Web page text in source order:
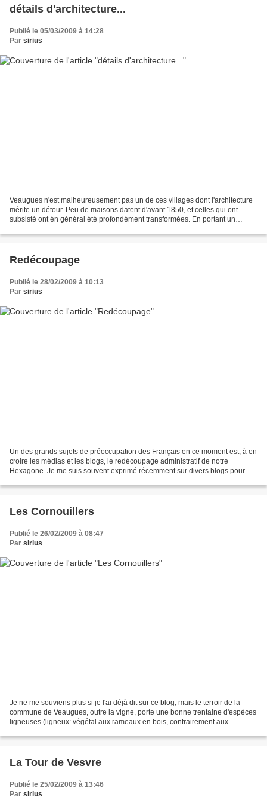
détails d'architecture...
Publié le 05/03/2009 à 14:28
Par sirius
Veaugues n'est malheureusement pas un de ces villages dont l'architecture
mérite un détour. Peu de maisons datent d'avant 1850, et celles qui ont
subsisté ont én général été profondément transformées. En portant un
Redécoupage
Publié le 28/02/2009 à 10:13
Par sirius
Un des grands sujets de préoccupation des Français en ce moment est, à en
croire les médias et les blogs, le redécoupage administratif de notre
Hexagone. Je me suis souvent exprimé récemment sur divers blogs pour
Les Cornouillers
Publié le 26/02/2009 à 08:47
Par sirius
Je ne me souviens plus si je l'ai déjà dit sur ce blog, mais le terroir de la
commune de Veaugues, outre la vigne, porte une bonne trentaine d'espèces
ligneuses (ligneux: végétal aux rameaux en bois, contrairement aux
La Tour de Vesvre
Publié le 25/02/2009 à 13:46
Par sirius